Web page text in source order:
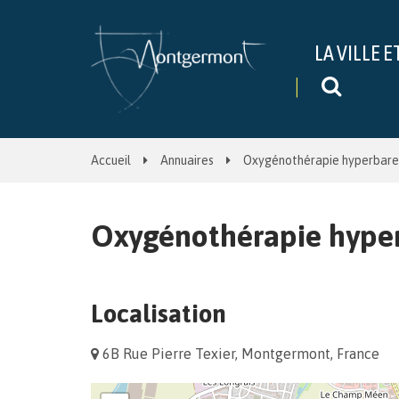
LA VILLE
Accueil Annuaires Oxygénothérapie hyperbare
Oxygénothérapie
Localisation
6B Rue Pierre Texier, Montgermont, France